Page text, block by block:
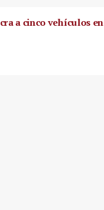
a cinco vehículos en